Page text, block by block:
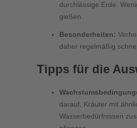
durchlässige Erde.
gießen.
Besonderheiten:
daher regelmäßig
Tipps für die
darauf, Kräuter mit
Wasserbedürfnissen